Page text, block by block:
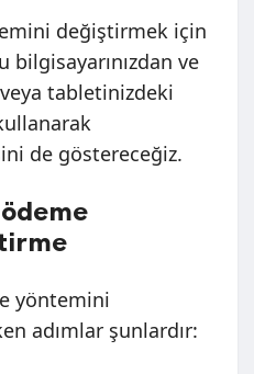
değiştirmek için
bilgisayarınızdan ve
tabletinizdeki
de göstereceğiz.
yöntemini
adımlar şunlardır: